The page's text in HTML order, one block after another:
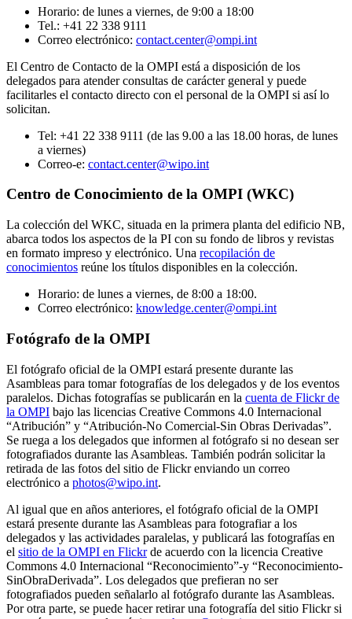
Horario: de lunes a viernes, de 9:00 a 18:00
Tel.: +41 22 338 9111
Correo electrónico: contact.center@ompi.int
El Centro de Contacto de la OMPI está a disposición de los
delegados para atender consultas de carácter general y puede
facilitarles el contacto directo con el personal de la OMPI si así lo
solicitan.
Tel: +41 22 338 9111 (de las 9.00 a las 18.00 horas, de lunes
a viernes)
Correo-e: contact.center@wipo.int
Centro de Conocimiento de la OMPI (WKC)
La colección del WKC, situada en la primera planta del edificio NB,
abarca todos los aspectos de la PI con su fondo de libros y revistas
en formato impreso y electrónico. Una recopilación de
conocimientos reúne los títulos disponibles en la colección.
Horario: de lunes a viernes, de 8:00 a 18:00.
Correo electrónico: knowledge.center@ompi.int
Fotógrafo de la OMPI
El fotógrafo oficial de la OMPI estará presente durante las
Asambleas para tomar fotografías de los delegados y de los eventos
paralelos. Dichas fotografías se publicarán en la cuenta de Flickr de
la OMPI bajo las licencias Creative Commons 4.0 Internacional
“Atribución” y “Atribución-No Comercial-Sin Obras Derivadas”.
Se ruega a los delegados que informen al fotógrafo si no desean ser
fotografiados durante las Asambleas. También podrán solicitar la
retirada de las fotos del sitio de Flickr enviando un correo
electrónico a photos@wipo.int.
Al igual que en años anteriores, el fotógrafo oficial de la OMPI
estará presente durante las Asambleas para fotografiar a los
delegados y las actividades paralelas, y publicará las fotografías en
el sitio de la OMPI en Flickrde acuerdo con la licencia Creative
Commons 4.0 Internacional “Reconocimiento”-y “Reconocimiento-
SinObraDerivada”. Los delegados que prefieran no ser
fotografiados pueden señalarlo al fotógrafo durante las Asambleas.
Por otra parte, se puede hacer retirar una fotografía del sitio Flickr si